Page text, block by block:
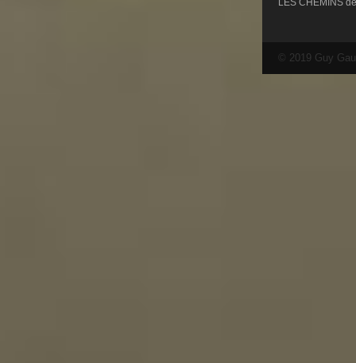
LES CHEMINS
© 2019 Guy